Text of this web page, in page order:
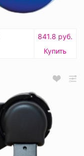
841.8 руб.
Купить